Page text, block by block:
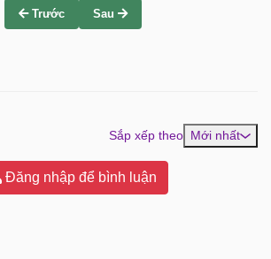
Trước Sau
Sắp xếp theo Mới nhất
Đăng nhập để bình luận